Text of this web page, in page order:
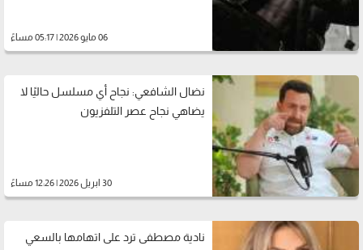
06 مايو 2026 | 05:17 مساءً
نضال الشافعي: نجاح أي مسلسل حاليًا لا
يضاهي نجاح عصر التلفزيون
30 ابريل 2026 | 12:26 مساءً
نادية مصطفى ترد على اتهامها بالسعي